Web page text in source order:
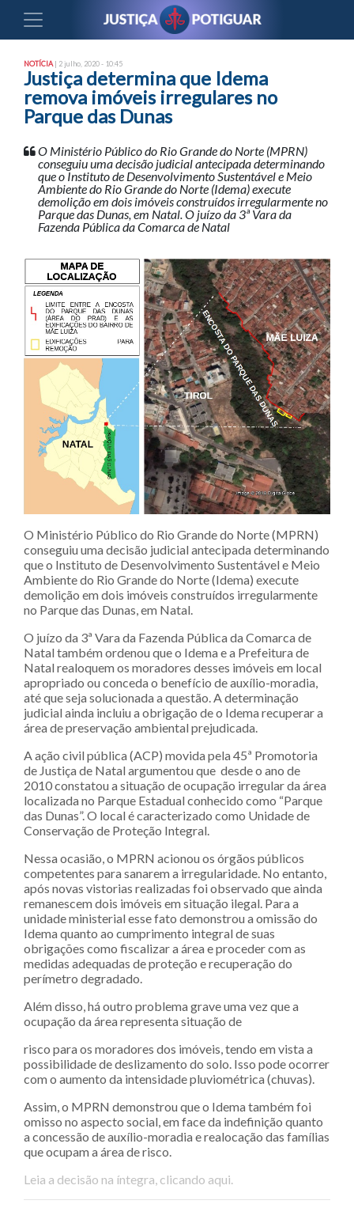
NOTÍCIA | 2 julho, 2020 - 10:45
Justiça determina que Idema
remova imóveis irregulares no
Parque das Dunas
O Ministério Público do Rio Grande do Norte (MPRN)
conseguiu uma decisão judicial antecipada determinando
que o Instituto de Desenvolvimento Sustentável e Meio
Ambiente do Rio Grande do Norte (Idema) execute
demolição em dois imóveis construídos irregularmente no
Parque das Dunas, em Natal. O juízo da 3ª Vara da
Fazenda Pública da Comarca de Natal
O Ministério Público do Rio Grande do Norte (MPRN)
conseguiu uma decisão judicial antecipada determinando
que o Instituto de Desenvolvimento Sustentável e Meio
Ambiente do Rio Grande do Norte (Idema) execute
demolição em dois imóveis construídos irregularmente
no Parque das Dunas, em Natal.
O juízo da 3ª Vara da Fazenda Pública da Comarca de
Natal também ordenou que o Idema e a Prefeitura de
Natal realoquem os moradores desses imóveis em local
apropriado ou conceda o benefício de auxílio-moradia,
até que seja solucionada a questão. A determinação
judicial ainda incluiu a obrigação de o Idema recuperar a
área de preservação ambiental prejudicada.
A ação civil pública (ACP) movida pela 45ª Promotoria
de Justiça de Natal argumentou que desde o ano de
2010 constatou a situação de ocupação irregular da área
localizada no Parque Estadual conhecido como “Parque
das Dunas”. O local é caracterizado como Unidade de
Conservação de Proteção Integral.
Nessa ocasião, o MPRN acionou os órgãos públicos
competentes para sanarem a irregularidade. No entanto,
após novas vistorias realizadas foi observado que ainda
remanescem dois imóveis em situação ilegal. Para a
unidade ministerial esse fato demonstrou a omissão do
Idema quanto ao cumprimento integral de suas
obrigações como fiscalizar a área e proceder com as
medidas adequadas de proteção e recuperação do
perímetro degradado.
Além disso, há outro problema grave uma vez que a
ocupação da área representa situação de
risco para os moradores dos imóveis, tendo em vista a
possibilidade de deslizamento do solo. Isso pode ocorrer
com o aumento da intensidade pluviométrica (chuvas).
Assim, o MPRN demonstrou que o Idema também foi
omisso no aspecto social, em face da indefinição quanto
a concessão de auxílio-moradia e realocação das famílias
que ocupam a área de risco.
Leia a decisão na íntegra, clicando aqui.